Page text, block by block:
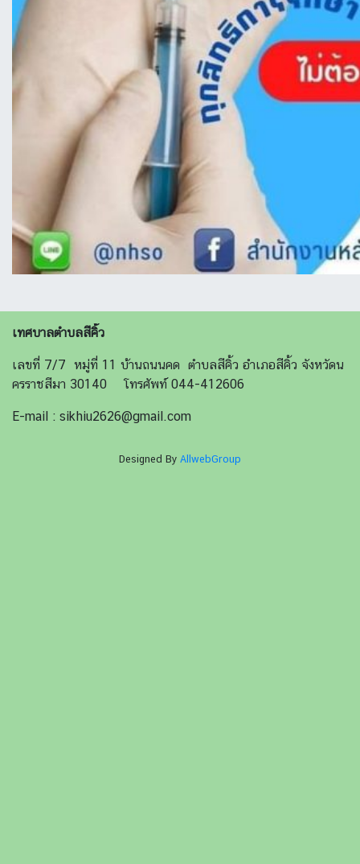
เทศบาลตำบลสีคิ้ว
เลขที่ 7/7 หมู่ที่ 11 บ้านถนนคด ตำบลสีคิ้ว อำเภอสีคิ้ว จังหวัดน
ครราชสีมา 30140 โทรศัพท์ 044-412606
E-mail : sikhiu2626@gmail.com
Designed By AllwebGroup